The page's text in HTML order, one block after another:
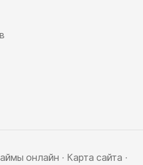
онлайн · Карта сайта ·